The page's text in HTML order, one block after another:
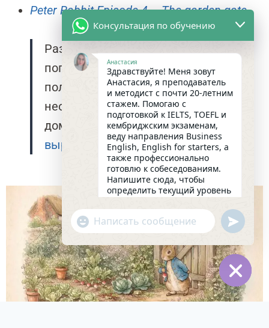
Peter Rabbit Episode 4 – The garden gate
Разбор культового момента с
попыткой найти выход из сложного
положения и преодолеть
неожиданные препятствия на пути
домой.
Смотреть серию с разбором
выражений
Hide
Консультация по обучению
Анастасия
Здравствуйте! Меня зовут
Анастасия, я преподаватель
и методист с почти 20-летним
стажем. Помогаю с
подготовкой к IELTS, TOEFL и
кембриджским экзаменам,
веду направления Business
English, English for starters, а
также профессионально
готовлю к собеседованиям.
Напишите сюда, чтобы
определить текущий уровень
английского и составить
индивидуальный план
занятий. Какова главная цель
в изучении языка на
сегодняшний день?
05:53
"+chaty_settings.lang.emoji_picker+"
WhatsApp
Message